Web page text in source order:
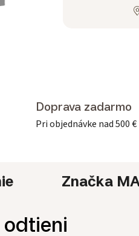
Doprava zadarmo
Pri objednávke nad 500 €
Značka